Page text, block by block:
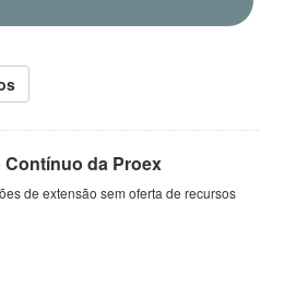
da Proex
de extensão sem oferta de recursos